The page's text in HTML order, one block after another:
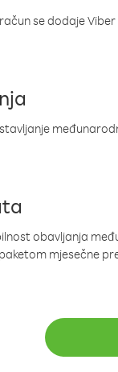
se dodaje
obavljanja
mjesečne